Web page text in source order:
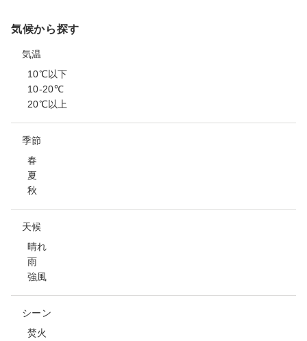
気候から探す
気温
10℃以下
10-20℃
20℃以上
季節
春
夏
秋
天候
晴れ
雨
強風
シーン
焚火